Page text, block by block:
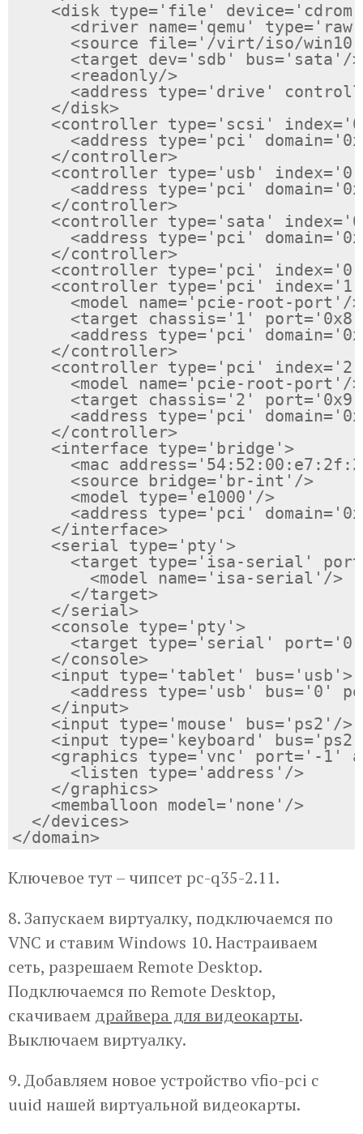
<disk type='file'
<driver name='qemu'
<source file='/virt/iso/
      <target dev='sdb' bus='sata'/>
      <readonly/>
<address type='drive'
    </disk>
<controller type='scsi'
<address type='pci'
    </controller>
<controller type='usb'
<address type='pci'
    </controller>
<controller type='sata'
<address type='pci'
    </controller>
<controller type='pci'
<controller type='pci'
      <model name='pcie-root-port'/>
<target chassis='1'
<address type='pci'
    </controller>
<controller type='pci'
      <model name='pcie-root-port'/>
<target chassis='2'
<address type='pci'
    </controller>
    <interface type='bridge'>
<mac
      <source bridge='br-int'/>
      <model type='e1000'/>
<address type='pci'
    </interface>
    <serial type='pty'>
<target type='isa-serial'
        <model name='isa-serial'/>
      </target>
    </serial>
    <console type='pty'>
<target type='serial'
    </console>
    <input type='tablet' bus='usb'>
<address type='usb' bus='0'
    </input>
    <input type='mouse' bus='ps2'/>
<input type='keyboard'
<graphics type='vnc' port='-1'
      <listen type='address'/>
    </graphics>
    <memballoon model='none'/>
  </devices>
Ключевое тут – чипсет pc-q35-2.11.
8. Запускаем виртуалку, подключаемся по
VNC и ставим Windows 10. Настраиваем
сеть, разрешаем Remote Desktop.
Подключаемся по Remote Desktop,
скачиваем драйвера для видеокарты.
Выключаем виртуалку.
9. Добавляем новое устройство vfio-pci c
uuid нашей виртуальной видеокарты.